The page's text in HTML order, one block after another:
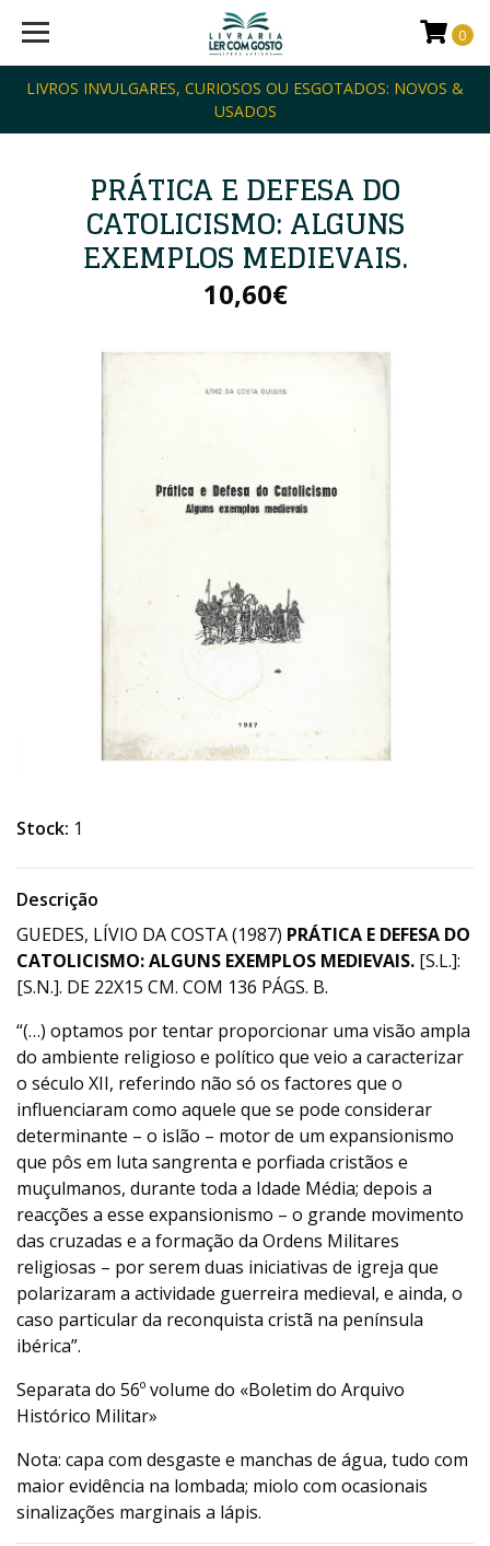
LIVROS INVULGARES, CURIOSOS OU ESGOTADOS: NOVOS &
USADOS
0
PRÁTICA E DEFESA DO
CATOLICISMO: ALGUNS
EXEMPLOS MEDIEVAIS.
10,60€
Stock: 1
Descrição
GUEDES, LÍVIO DA COSTA (1987) PRÁTICA E DEFESA DO
CATOLICISMO: ALGUNS EXEMPLOS MEDIEVAIS. [S.L.]:
[S.N.]. DE 22X15 CM. COM 136 PÁGS. B.
“(…) optamos por tentar proporcionar uma visão ampla
do ambiente religioso e político que veio a caracterizar
o século XII, referindo não só os factores que o
influenciaram como aquele que se pode considerar
determinante – o islão – motor de um expansionismo
que pôs em luta sangrenta e porfiada cristãos e
muçulmanos, durante toda a Idade Média; depois a
reacções a esse expansionismo – o grande movimento
das cruzadas e a formação da Ordens Militares
religiosas – por serem duas iniciativas de igreja que
polarizaram a actividade guerreira medieval, e ainda, o
caso particular da reconquista cristã na península
ibérica”.
Separata do 56º volume do «Boletim do Arquivo
Histórico Militar»
Nota: capa com desgaste e manchas de água, tudo com
maior evidência na lombada; miolo com ocasionais
sinalizações marginais a lápis.